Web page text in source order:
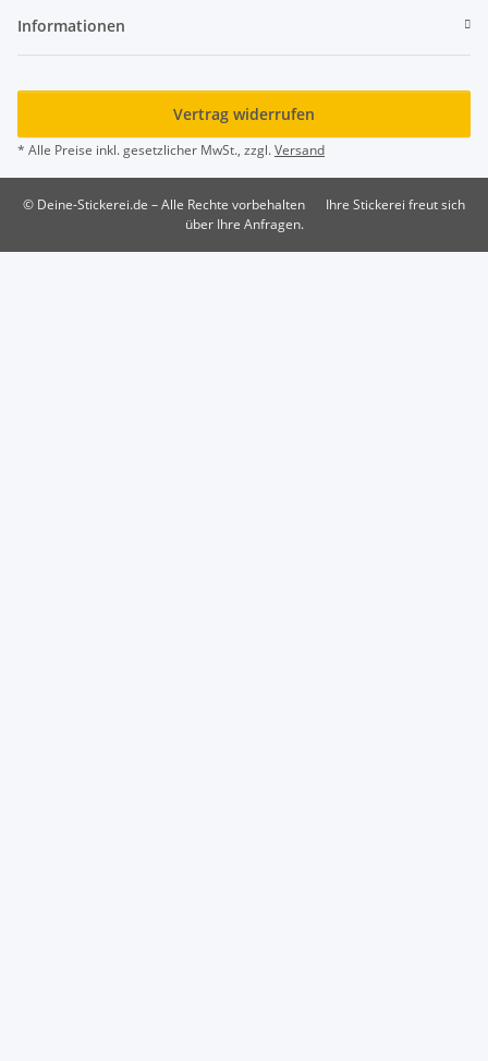
Informationen
Vertrag widerrufen
* Alle Preise inkl. gesetzlicher MwSt., zzgl.Versand
© Deine-Stickerei.de – Alle Rechte vorbehalten
Ihre Stickerei freut sich
über Ihre Anfragen.